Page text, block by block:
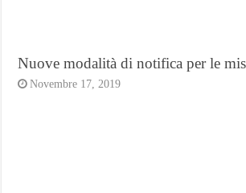
Nuove modalità di notifica per le
Novembre 17, 2019